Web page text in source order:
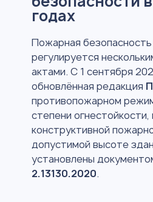
годах
Пожарная безопасность
регулируется
актами. С 1 сентября
обновлённая редакция
противопожарном
степени огнестойкости,
конструктивной
допустимой высоте
установлены
2.13130.2020.